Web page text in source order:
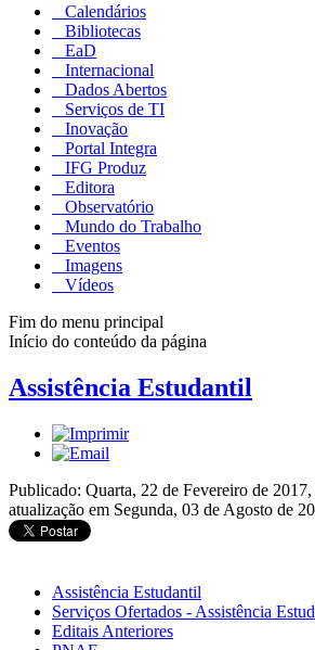
Calendários
Bibliotecas
EaD
Internacional
Dados Abertos
Serviços de TI
Inovação
Portal Integra
IFG Produz
Editora
Observatório
Mundo do Trabalho
Eventos
Imagens
Vídeos
Fim do menu principal
Início do conteúdo da página
Assistência Estudantil
Publicado: Quarta, 22 de Fevereiro de
atualização em Segunda, 03 de Agosto de
Assistência Estudantil
Serviços Ofertados - Assistência
Editais Anteriores